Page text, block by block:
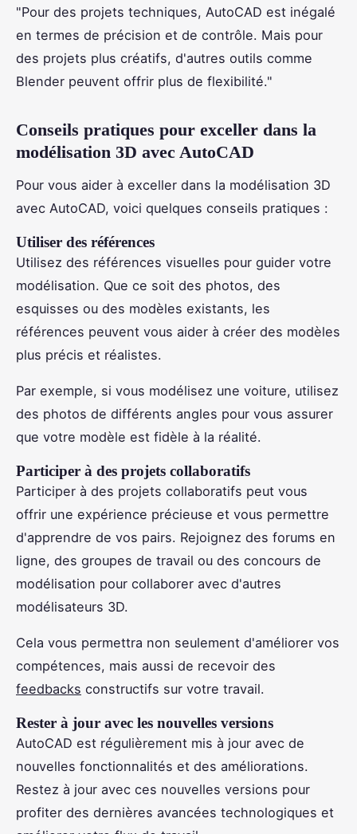
"Pour des projets techniques, AutoCAD est inégalé
en termes de précision et de contrôle. Mais pour
des projets plus créatifs, d'autres outils comme
Blender peuvent offrir plus de flexibilité."
Conseils pratiques pour exceller dans la
modélisation 3D avec AutoCAD
Pour vous aider à exceller dans la modélisation 3D
avec AutoCAD, voici quelques conseils pratiques :
Utiliser des références
Utilisez des références visuelles pour guider votre
modélisation. Que ce soit des photos, des
esquisses ou des modèles existants, les
références peuvent vous aider à créer des modèles
plus précis et réalistes.
Par exemple, si vous modélisez une voiture, utilisez
des photos de différents angles pour vous assurer
que votre modèle est fidèle à la réalité.
Participer à des projets collaboratifs
Participer à des projets collaboratifs peut vous
offrir une expérience précieuse et vous permettre
d'apprendre de vos pairs. Rejoignez des forums en
ligne, des groupes de travail ou des concours de
modélisation pour collaborer avec d'autres
modélisateurs 3D.
Cela vous permettra non seulement d'améliorer vos
compétences, mais aussi de recevoir des
feedbacks constructifs sur votre travail.
Rester à jour avec les nouvelles versions
AutoCAD est régulièrement mis à jour avec de
nouvelles fonctionnalités et des améliorations.
Restez à jour avec ces nouvelles versions pour
profiter des dernières avancées technologiques et